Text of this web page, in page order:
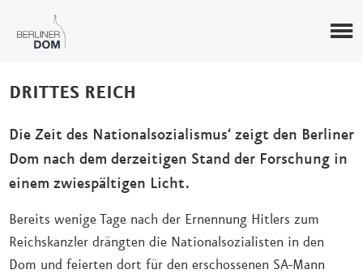
DRITTES REICH
Die Zeit des Nationalsozialismus‘ zeigt den Berliner
Dom nach dem derzeitigen Stand der Forschung in
einem zwiespältigen Licht.
Bereits wenige Tage nach der Ernennung Hitlers zum
Reichskanzler drängten die Nationalsozialisten in den
Dom und feierten dort für den erschossenen SA-Mann